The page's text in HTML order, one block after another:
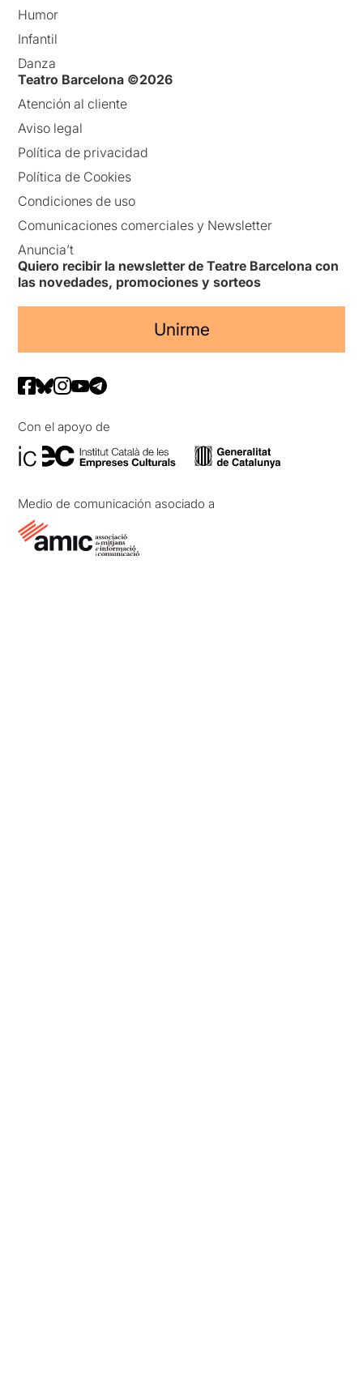
Humor
Infantil
Danza
Teatro Barcelona ©2026
Atención al cliente
Aviso legal
Política de privacidad
Política de Cookies
Condiciones de uso
Comunicaciones comerciales y Newsletter
Anuncia’t
Quiero recibir la newsletter de Teatre Barcelona con
las novedades, promociones y sorteos
Unirme
Con el apoyo de
Medio de comunicación asociado a